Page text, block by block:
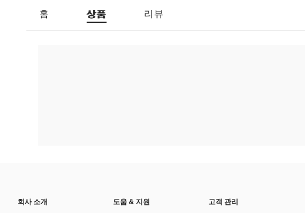
홈 상품 리뷰
회사 소개
도움 & 지원
고객 관리